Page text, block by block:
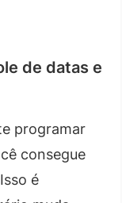
de datas e
programar
consegue
é